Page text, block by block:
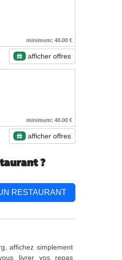
minimum: 40.00 €
afficher offres
minimum: 40.00 €
afficher offres
?
RESTAURANT
affichez simplement
livrer vos repas